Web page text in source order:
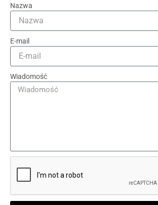
Nazwa
E-mail
Wiadomość